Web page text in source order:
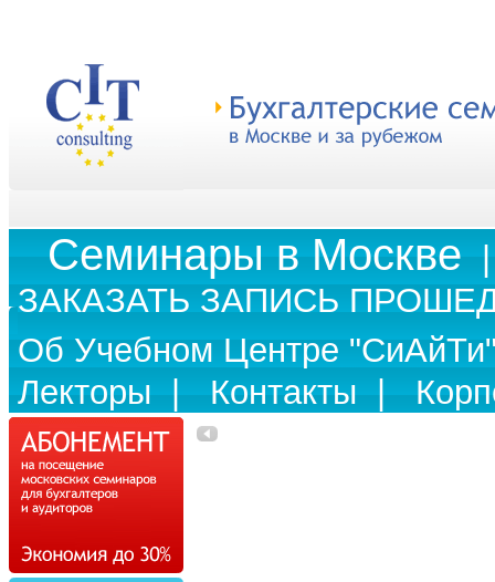
Cеминары в Москве
ЗАКАЗАТЬ ЗАПИСЬ
Об Учебном Центре
Лекторы
Контакты